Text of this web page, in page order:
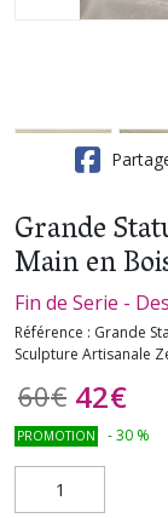
Grande
Main en
Fin de Serie -
Référence : Grande
Sculpture Artisanale
60€ 42€
PROMOTION -30 %